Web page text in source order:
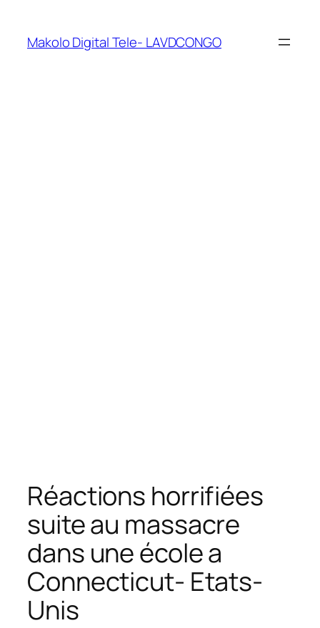
Makolo Digital Tele- LAVDCONGO
Réactions horrifiées
suite au massacre
dans une école a
Connecticut- Etats-
Unis